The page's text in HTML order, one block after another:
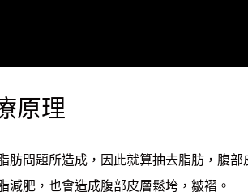
原理
問題所造成，因此就算抽去脂肪，腹
肥，也會造成腹部皮層鬆垮，皺褶。